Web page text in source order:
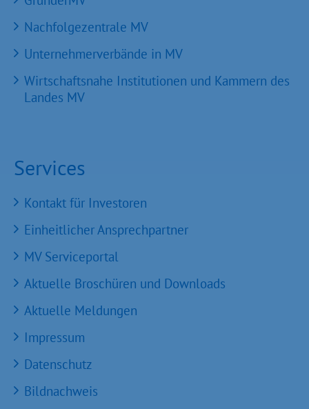
Nachfolgezentrale MV
Unternehmerverbände in MV
Wirtschaftsnahe Institutionen und Kammern des
Landes MV
Services
Kontakt für Investoren
Einheitlicher Ansprechpartner
MV Serviceportal
Aktuelle Broschüren und Downloads
Aktuelle Meldungen
Impressum
Datenschutz
Bildnachweis